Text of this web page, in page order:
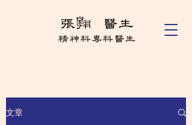
文章